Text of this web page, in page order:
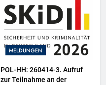
MELDUNGEN
POL-HH: 260414-3. Aufruf
zur Teilnahme an der